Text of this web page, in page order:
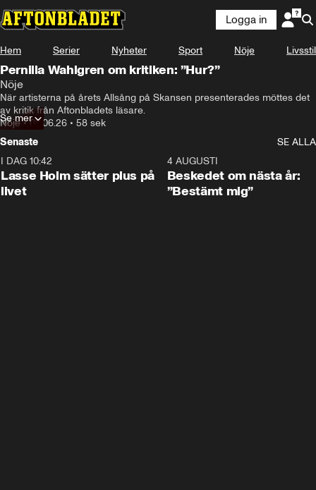
Logga in
Hem Serier Nyheter Sport Nöje Livsstil
Pernilla Wahlgren om kritiken: ”Hur?”
Nöje
När artisterna på årets Allsång på Skansen presenterades möttes det
Nöje•08.06.26 • 58 sek
Se mer
Senaste
SE ALLA
I DAG 10:42
Lasse Holm sätter plus på
livet
4 AUGUSTI
Beskedet om nästa år:
”Bestämt mig”